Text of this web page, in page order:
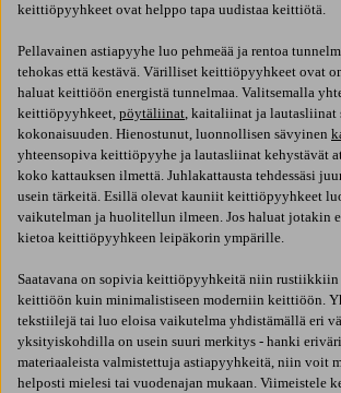
keittiöpyyhkeet ovat helppo tapa uudistaa keittiötä.
Pellavainen astiapyyhe luo pehmeää ja rentoa
tehokas että kestävä. Värilliset keittiöpyyhkeet ovat
haluat keittiöön energistä tunnelmaa. Valitsemalla
keittiöpyyhkeet, pöytäliinat, kaitaliinat ja lautasliinat
kokonaisuuden. Hienostunut, luonnollisen sävyinen
yhteensopiva keittiöpyyhe ja lautasliinat kehystävät
koko kattauksen ilmettä. Juhlakattausta tehdessäsi
usein tärkeitä. Esillä olevat kauniit keittiöpyyhkeet
vaikutelman ja huolitellun ilmeen. Jos haluat jotakin
kietoa keittiöpyyhkeen leipäkorin ympärille.
Saatavana on sopivia keittiöpyyhkeitä niin rustiikkiin
keittiöön kuin minimalistiseen moderniin keittiöön.
tekstiilejä tai luo eloisa vaikutelma yhdistämällä eri
yksityiskohdilla on usein suuri merkitys - hanki
materiaaleista valmistettuja astiapyyhkeitä, niin voit
helposti mielesi tai vuodenajan mukaan. Viimeistele